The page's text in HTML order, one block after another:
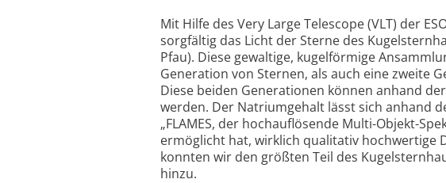
Mit Hilfe des Very Large Telescope (VLT) der
sorgfältig das Licht der Sterne des
Pfau). Diese gewaltige, kugelförmige
Generation von Sternen, als auch eine zweite
Diese beiden Generationen können anhand
werden. Der Natriumgehalt lässt sich anhand
„FLAMES, der hochauflösende Multi-Objekt-
ermöglicht hat, wirklich qualitativ hochwertige
konnten wir den größten Teil des
hinzu.